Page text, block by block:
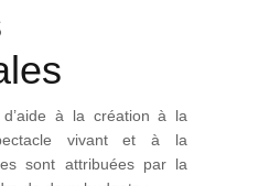
d’aide à la création à la
vivant et à la
sont attribuées par la